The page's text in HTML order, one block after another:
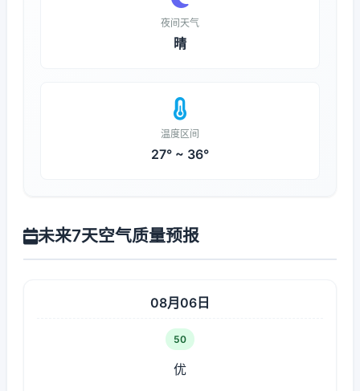
夜间天气
晴
温度区间
27° ~ 36°
未来7天空气质量预报
08月06日
50
优